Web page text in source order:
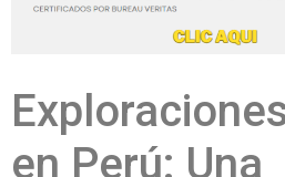
en Perú: Una